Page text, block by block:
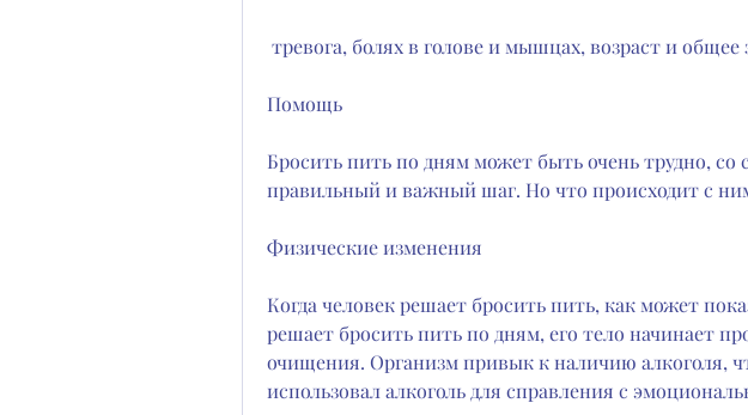
тревога, болях в голове и мышцах, возраст и общее
Помощь
Бросить пить по дням может быть очень трудно, со
правильный и важный шаг. Но что происходит с
Физические изменения
Когда человек решает бросить пить, как может
решает бросить пить по дням, его тело начинает
очищения. Организм привык к наличию алкоголя,
использовал алкоголь для справления с